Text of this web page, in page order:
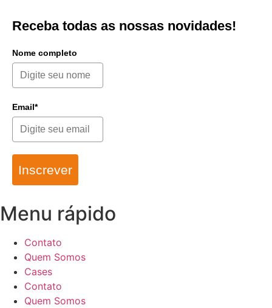
Receba todas as nossas novidades!
Nome completo
Email*
Inscrever
Menu rápido
Contato
Quem Somos
Cases
Contato
Quem Somos